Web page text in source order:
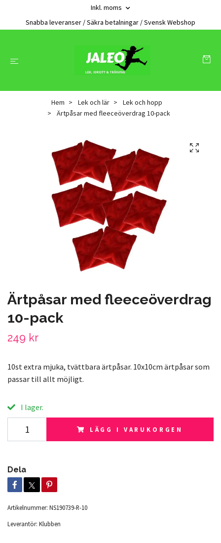
Inkl. moms
Snabba leveranser / Säkra betalningar / Svensk Webshop
Hem Lek och lär
Lek och hopp
Ärtpåsar med fleeceöverdrag 10-pack
Ärtpåsar med fleeceöverdrag
10-pack
249 kr
10st extra mjuka, tvättbara ärtpåsar. 10x10cm ärtpåsar som
passar till allt möjligt.
I lager.
LÄGG I VARUKORGEN
Dela
Artikelnummer: NS190739-R-10
Leverantör: Klubben